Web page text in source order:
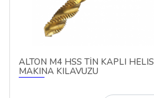
ALTON M4 HSS TİN KAPLI HELIS
MAKINA KILAVUZU